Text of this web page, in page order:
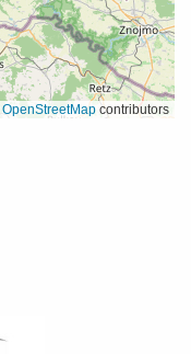
OpenStreetMap contributors